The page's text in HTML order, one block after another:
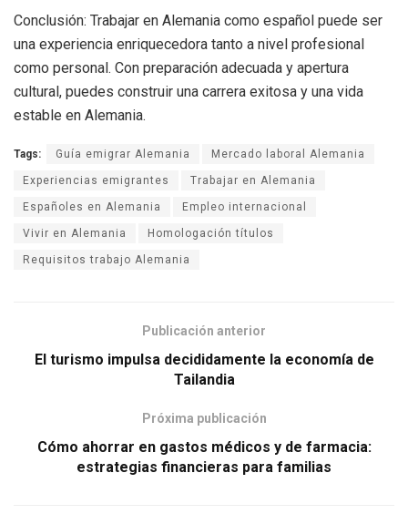
Conclusión: Trabajar en Alemania como español puede ser
una experiencia enriquecedora tanto a nivel profesional
como personal. Con preparación adecuada y apertura
cultural, puedes construir una carrera exitosa y una vida
estable en Alemania.
Tags: Guía emigrar Alemania Mercado laboral Alemania
Experiencias emigrantes Trabajar en Alemania
Españoles en Alemania Empleo internacional
Vivir en Alemania Homologación títulos
Requisitos trabajo Alemania
Publicación anterior
El turismo impulsa decididamente la economía de
Tailandia
Próxima publicación
Cómo ahorrar en gastos médicos y de farmacia:
estrategias financieras para familias